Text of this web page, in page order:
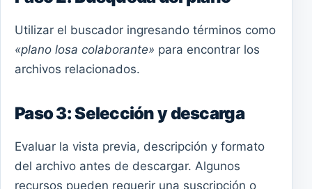
Utilizar el buscador ingresando términos como
«plano losa colaborante» para encontrar los
archivos relacionados.
Paso 3: Selección y descarga
Evaluar la vista previa, descripción y formato
del archivo antes de descargar. Algunos
recursos pueden requerir una suscripción o